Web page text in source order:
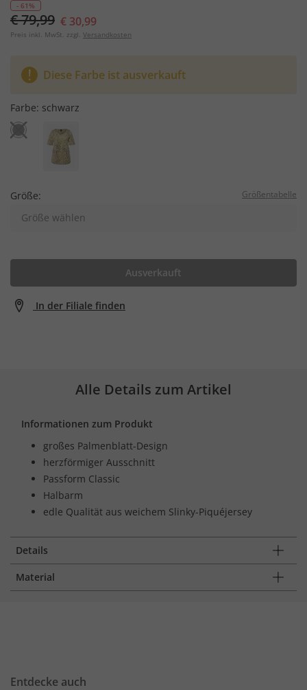
- 61%
€ 79,99 € 30,99
Preis inkl. MwSt. zzgl. Versandkosten
Diese Farbe ist ausverkauft
Farbe: schwarz
Größe: Größentabelle
Größe wählen
Ausverkauft
In der Filiale finden
Alle Details zum Artikel
Informationen zum Produkt
großes Palmenblatt-Design
herzförmiger Ausschnitt
Passform Classic
Halbarm
edle Qualität aus weichem Slinky-Piquéjersey
Details
Material
Entdecke auch